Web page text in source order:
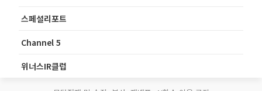
스페셜리포트
Channel 5
위너스IR클럽